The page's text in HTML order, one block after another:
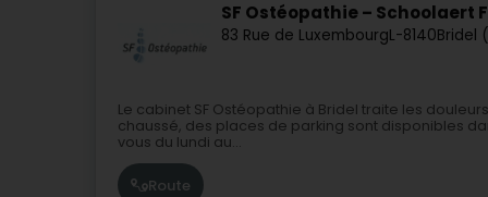
SF Ostéopathie – Schoolaert
83 Rue de LuxembourgL-8140Bridel
Le cabinet SF Ostéopathie à Bridel traite les
chaussé, des places de parking sont disponibles
vous du lundi au...
Route